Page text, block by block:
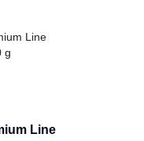
Line